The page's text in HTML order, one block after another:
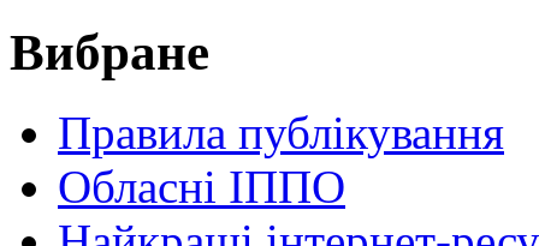
Вибране
Правила публікування
Обласні ІППО